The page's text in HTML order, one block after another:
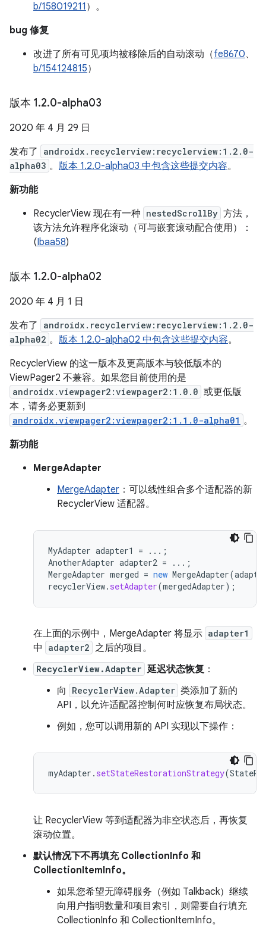
b/158019211 ）。
bug 修复
改进了所有可见项均被移除后的自动滚动（fe8670、
b/154124815）
版本 1.2.0-alpha03
2020 年 4 月 29 日
发布了
androidx.recyclerview:recyclerview:1.2.0-
alpha03 。 版本 1.2.0-alpha03 中包含这些提交内容。
新功能
RecyclerView 现在有一种 nestedScrollBy 方法，
该方法允许程序化滚动（可与嵌套滚动配合使用）：
(Ibaa58)
版本 1.2.0-alpha02
2020 年 4 月 1 日
发布了
androidx.recyclerview:recyclerview:1.2.0-
alpha02 。 版本 1.2.0-alpha02 中包含这些提交内容。
RecyclerView 的这一版本及更高版本与较低版本的
ViewPager2 不兼容。如果您目前使用的是
androidx.viewpager2:viewpager2:1.0.0 或更低版
本，请务必更新到
androidx.viewpager2:viewpager2:1.1.0-alpha01 。
新功能
MergeAdapter
MergeAdapter ：可以线性组合多个适配器的新
RecyclerView 适配器。
MyAdapter adapter1 =
...;
AnotherAdapter adapter2 =
...;
MergeAdapter merged = new MergeAdapter(
recyclerView. setAdapter(mergedAdapter);
在上面的示例中，MergeAdapter 将显示 adapter1
中 adapter2 之后的项目。
RecyclerView.Adapter 延迟状态恢复 ：
向
RecyclerView.Adapter 类添加了新的
API，以允许适配器控制何时应恢复布局状态。
例如，您可以调用新的 API 实现以下操作：
myAdapter . setStateRestorationStrategy(
让 RecyclerView 等到适配器为非空状态后，再恢复
滚动位置。
默认情况下不再填充 CollectionInfo 和
CollectionItemInfo。
如果您希望无障碍服务（例如 Talkback）继续
向用户指明数量和项目索引，则需要自行填充
CollectionInfo 和 CollectionItemInfo。